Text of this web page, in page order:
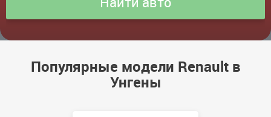
Популярные модели Renault в
Унгены